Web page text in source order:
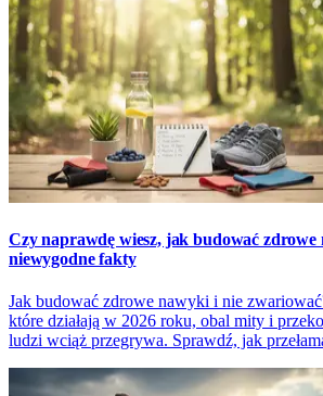
Czy naprawdę wiesz, jak budować
niewygodne fakty
Jak budować zdrowe nawyki i nie
które działają w 2026 roku, obal mity i
ludzi wciąż przegrywa. Sprawdź, jak